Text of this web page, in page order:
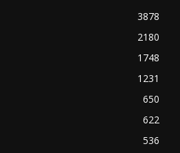
3878
2180
1748
1231
650
622
536